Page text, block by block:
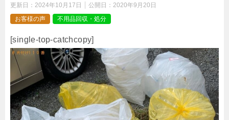
更新日： 2024年10月17日 公開日： 2020年9月20日
お客様の声
不用品回収・処分
[single-top-catchcopy]